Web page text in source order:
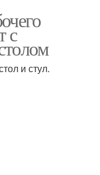
с
и стул.